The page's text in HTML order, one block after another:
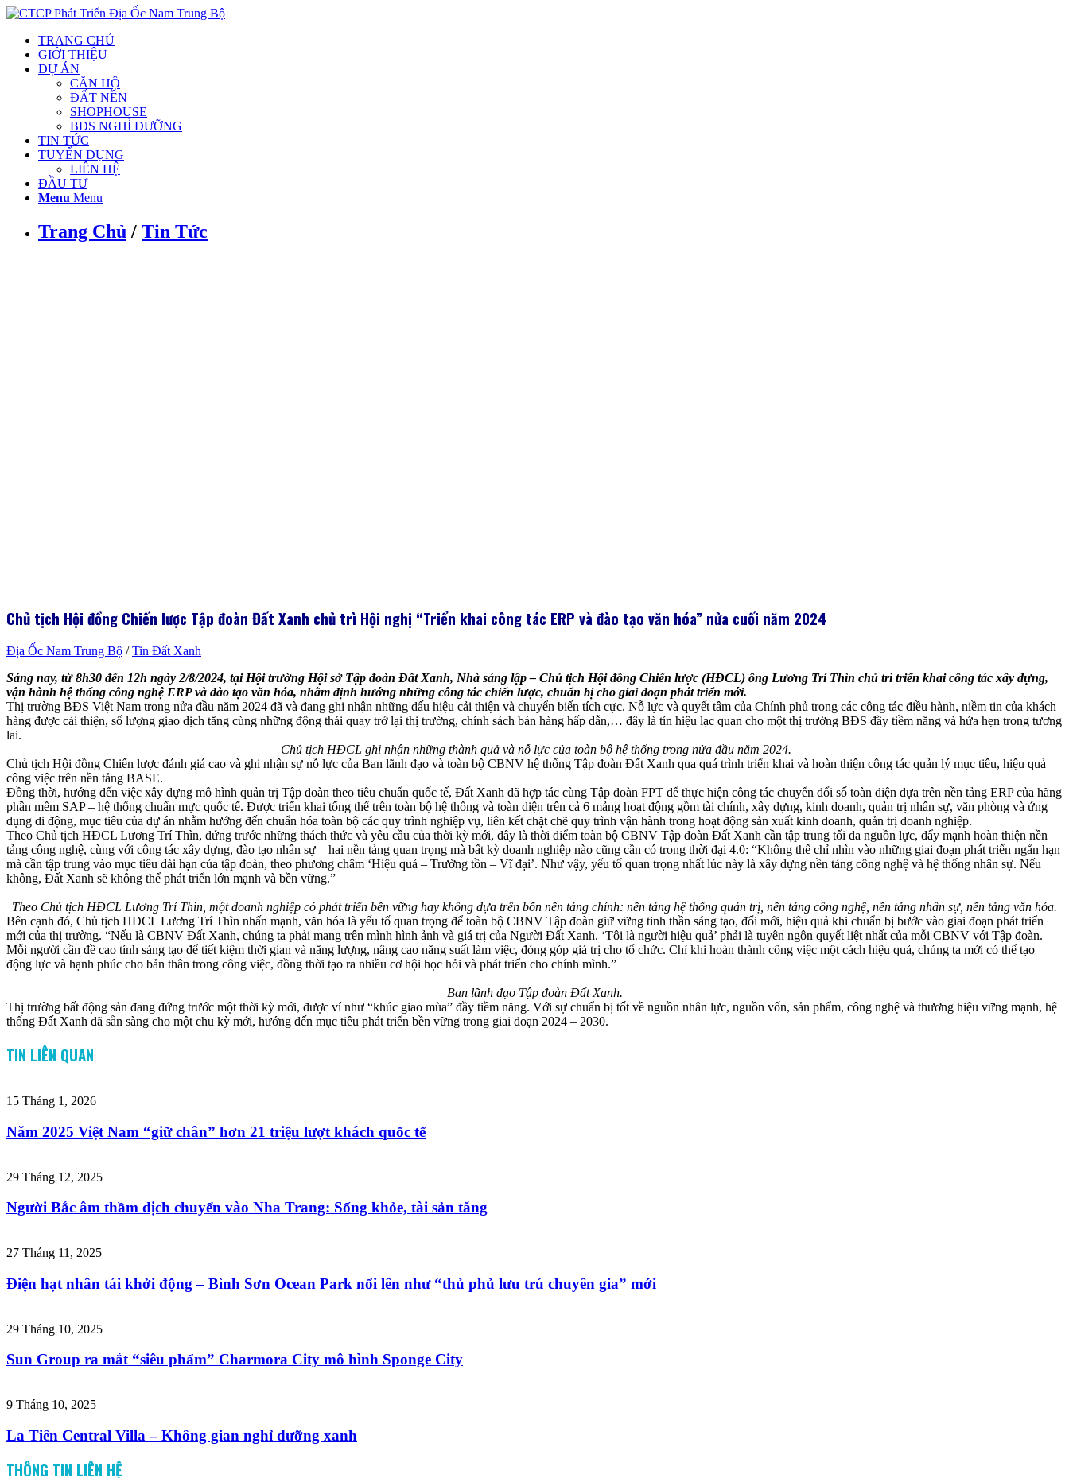
TRANG CHỦ
GIỚI THIỆU
DỰ ÁN
CĂN HỘ
ĐẤT NỀN
SHOPHOUSE
BĐS NGHỈ DƯỠNG
TIN TỨC
TUYỂN DỤNG
LIÊN HỆ
ĐẦU TƯ
Menu Menu
Trang Chủ / Tin Tức
Chủ tịch Hội đồng Chiến lược Tập đoàn Đất Xanh chủ trì Hội nghị “Triển khai công tác ERP và đào tạo văn hóa” nửa cuối năm 2024
Địa Ốc Nam Trung Bộ /Tin Đất Xanh
Sáng nay, từ 8h30 đến 12h ngày 2/8/2024, tại Hội trường Hội sở Tập đoàn Đất Xanh, Nhà sáng lập – Chủ tịch Hội đồng Chiến lược (HĐCL) ông Lương Trí Thìn chủ trì triển khai công tác xây dựng,
vận hành hệ thống công nghệ ERP và đào tạo văn hóa, nhằm định hướng những công tác chiến lược, chuẩn bị cho giai đoạn phát triển mới.
Thị trường BĐS Việt Nam trong nửa đầu năm 2024 đã và đang ghi nhận những dấu hiệu cải thiện và chuyển biến tích cực. Nỗ lực và quyết tâm của Chính phủ trong các công tác điều hành, niềm tin của khách
hàng được cải thiện, số lượng giao dịch tăng cùng những động thái quay trở lại thị trường, chính sách bán hàng hấp dẫn,… đây là tín hiệu lạc quan cho một thị trường BĐS đầy tiềm năng và hứa hẹn trong tương
lai.
Chủ tịch HĐCL ghi nhận những thành quả và nỗ lực của toàn bộ hệ thống trong nửa đầu năm 2024.
Chủ tịch Hội đồng Chiến lược đánh giá cao và ghi nhận sự nỗ lực của Ban lãnh đạo và toàn bộ CBNV hệ thống Tập đoàn Đất Xanh qua quá trình triển khai và hoàn thiện công tác quản lý mục tiêu, hiệu quả
công việc trên nền tảng BASE.
Đồng thời, hướng đến việc xây dựng mô hình quản trị Tập đoàn theo tiêu chuẩn quốc tế, Đất Xanh đã hợp tác cùng Tập đoàn FPT để thực hiện công tác chuyển đổi số toàn diện dựa trên nền tảng ERP của hãng
phần mềm SAP – hệ thống chuẩn mực quốc tế. Được triển khai tổng thể trên toàn bộ hệ thống và toàn diện trên cả 6 mảng hoạt động gồm tài chính, xây dựng, kinh doanh, quản trị nhân sự, văn phòng và ứng
dụng di động, mục tiêu của dự án nhằm hướng đến chuẩn hóa toàn bộ các quy trình nghiệp vụ, liên kết chặt chẽ quy trình vận hành trong hoạt động sản xuất kinh doanh, quản trị doanh nghiệp.
Theo Chủ tịch HĐCL Lương Trí Thìn, đứng trước những thách thức và yêu cầu của thời kỳ mới, đây là thời điểm toàn bộ CBNV Tập đoàn Đất Xanh cần tập trung tối đa nguồn lực, đẩy mạnh hoàn thiện nền
tảng công nghệ, cùng với công tác xây dựng, đào tạo nhân sự – hai nền tảng quan trọng mà bất kỳ doanh nghiệp nào cũng cần có trong thời đại 4.0: “Không thể chỉ nhìn vào những giai đoạn phát triển ngắn hạn
mà cần tập trung vào mục tiêu dài hạn của tập đoàn, theo phương châm ‘Hiệu quả – Trường tồn – Vĩ đại’. Như vậy, yếu tố quan trọng nhất lúc này là xây dựng nền tảng công nghệ và hệ thống nhân sự. Nếu
không, Đất Xanh sẽ không thể phát triển lớn mạnh và bền vững.”
Theo Chủ tịch HĐCL Lương Trí Thìn, một doanh nghiệp có phát triển bền vững hay không dựa trên bốn nền tảng chính: nền tảng hệ thống quản trị, nền tảng công nghệ, nền tảng nhân sự, nền tảng văn hóa.
Bên cạnh đó, Chủ tịch HĐCL Lương Trí Thìn nhấn mạnh, văn hóa là yếu tố quan trọng để toàn bộ CBNV Tập đoàn giữ vững tinh thần sáng tạo, đổi mới, hiệu quả khi chuẩn bị bước vào giai đoạn phát triển
mới của thị trường. “Nếu là CBNV Đất Xanh, chúng ta phải mang trên mình hình ảnh và giá trị của Người Đất Xanh. ‘Tôi là người hiệu quả’ phải là tuyên ngôn quyết liệt nhất của mỗi CBNV với Tập đoàn.
Mỗi người cần đề cao tính sáng tạo để tiết kiệm thời gian và năng lượng, nâng cao năng suất làm việc, đóng góp giá trị cho tổ chức. Chỉ khi hoàn thành công việc một cách hiệu quả, chúng ta mới có thể tạo
động lực và hạnh phúc cho bản thân trong công việc, đồng thời tạo ra nhiều cơ hội học hỏi và phát triển cho chính mình.”
Ban lãnh đạo Tập đoàn Đất Xanh.
Thị trường bất động sản đang đứng trước một thời kỳ mới, được ví như “khúc giao mùa” đầy tiềm năng. Với sự chuẩn bị tốt về nguồn nhân lực, nguồn vốn, sản phẩm, công nghệ và thương hiệu vững mạnh, hệ
thống Đất Xanh đã sẵn sàng cho một chu kỳ mới, hướng đến mục tiêu phát triển bền vững trong giai đoạn 2024 – 2030.
TIN LIÊN QUAN
15 Tháng 1, 2026
Năm 2025 Việt Nam “giữ chân” hơn 21 triệu lượt khách quốc tế
29 Tháng 12, 2025
Người Bắc âm thầm dịch chuyển vào Nha Trang: Sống khỏe, tài sản tăng
27 Tháng 11, 2025
Điện hạt nhân tái khởi động – Bình Sơn Ocean Park nổi lên như “thủ phủ lưu trú chuyên gia” mới
29 Tháng 10, 2025
Sun Group ra mắt “siêu phẩm” Charmora City mô hình Sponge City
9 Tháng 10, 2025
La Tiên Central Villa – Không gian nghỉ dưỡng xanh
THÔNG TIN LIÊN HỆ